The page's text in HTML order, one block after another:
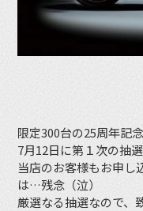
限定300台の25周年記
7月12日に第１次の抽
当店のお客様もお申し
は…残念（泣）
厳選なる抽選なので、